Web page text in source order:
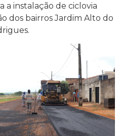
a instalação de ciclovia
dos bairros Jardim Alto do